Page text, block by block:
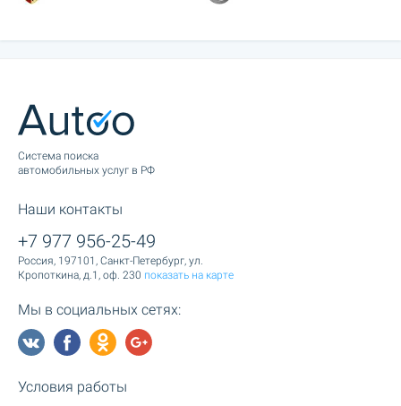
Cистема поиска
автомобильных услуг в РФ
Наши контакты
+7 977 956-25-49
Россия, 197101, Санкт-Петербург, ул.
Кропоткина, д.1, оф. 230 показать на карте
Мы в социальных сетях:
Условия работы